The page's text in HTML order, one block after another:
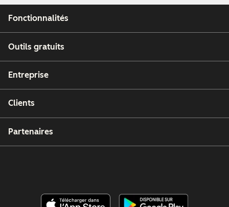
Fonctionnalités
Outils gratuits
Entreprise
Clients
Partenaires